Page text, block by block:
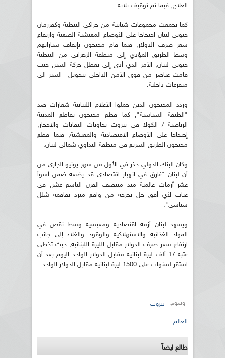
العلاج, فيما تم توقيف ثلاثة.
كما تجمعت مجموعات شبابية من حراكي النبطية وكفررمان
جنوبي لبنان احتجاجا على الأوضاع المعيشية الصعبة وارتفاع
سعر صرف الدولار, فيما قام محتجون بإيقاف سياراتهم
وسط الطريق المؤدي إلى منطقة الزهراني من النبطية
جنوبي لبنان, الأمر الذي أدى إلى تعطل حركة السير, حيث
قامت عناصر من قوى الأمن الداخلي بتحويل السير الى
متفرعات داخلية.
وردد المحتجون الذين حملوا الأعلام اللبنانية شعارات ضد
"الطبقة السياسية", كما قطع محتجون تقاطع المدينة
الرياضية / الكولا في بيروت بحاويات النفايات والاحجار,
إحتجاجا على الأوضاع الاقتصادية والمعيشية, فيما قطع
محتجون الطريق السريع في منطقة البداوي شمالي لبنان.
وكان البنك الدولي حذر في الأول من شهر يونيو الجاري من
أن لبنان "غارق في انهيار اقتصادي قد يضعه ضمن أسوأ
عشر أزمات عالمية منذ منتصف القرن التاسع عشر, في
غياب لأي أفق حل يخرجه من واقع مترد يفاقمه شلل
سياسي".
ويشهد لبنان أزمة اقتصادية ومعيشية وسط نقص في
المواد الغذائية والاستهلاكية والوقود والغلاء إلى جانب
ارتفاع سعر صرف الدولار مقابل الليرة اللبنانية, حيث تخطى
عتبة 17 ألف ليرة لبنانية مقابل الدولار الواحد اليوم بعد أن
استقر لسنوات على 1500 ليرة لبنانية مقابل الدولار الواحد.
وسوم: بيروت
العالم
طالع ايضاً